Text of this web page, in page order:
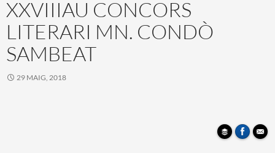
XXVIIIAU CONCORS
LITERARI MN. CONDÒ
SAMBEAT
29 MAIG, 2018